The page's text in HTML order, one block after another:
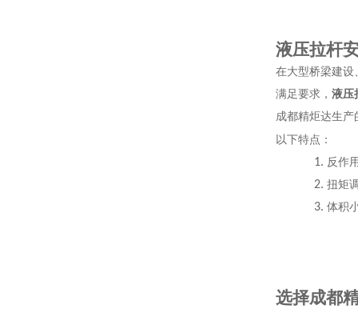
液压拉杆
在大型桥梁建设
满足要求， 液压
成都精炬达生
以下特点：
1. 反作
2. 扭矩
3. 体积
选择成都